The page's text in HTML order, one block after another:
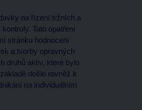
na řízení tržních a
Tato opatření
stránku hodnocení
a tvorby opravných
druhů aktiv, které bylo
došlo rovněž k
na individuálním